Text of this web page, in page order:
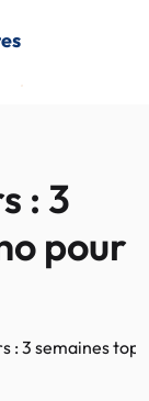
: 3
pour
: 3 semaines